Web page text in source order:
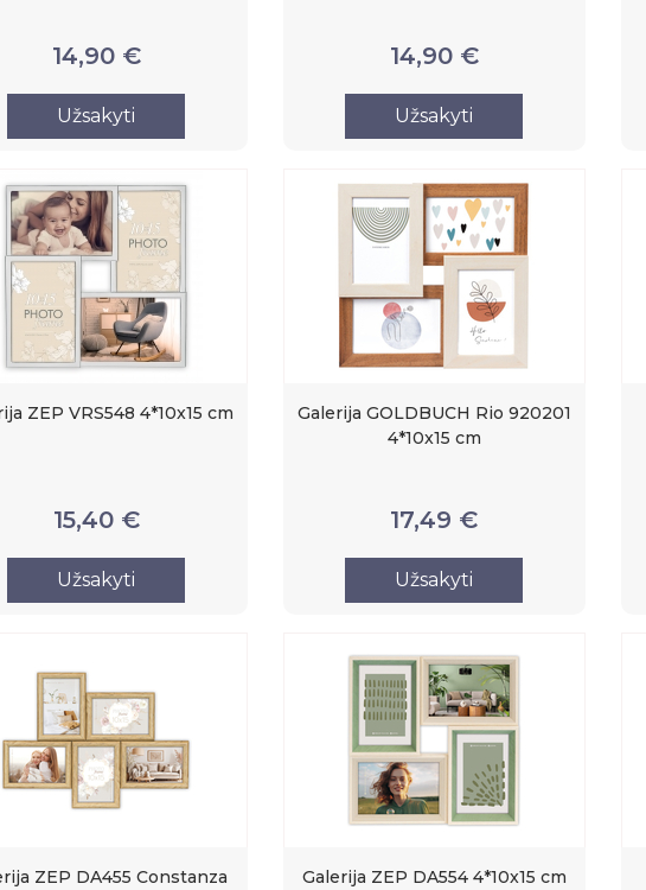
14,90 €
Užsakyti
14,90 €
Užsakyti
ZEP VRS548 4*10x15 cm
15,40 €
Užsakyti
Galerija GOLDBUCH Rio 920201
4*10x15 cm
17,49 €
Užsakyti
ZEP DA455 Constanza
Galerija ZEP DA554 4*10x15 cm